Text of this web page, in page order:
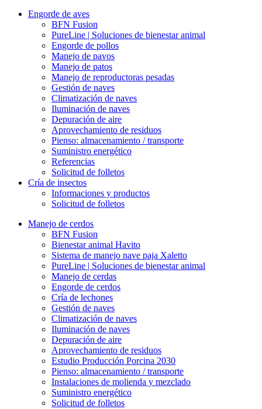
Engorde de aves
BFN Fusion
PureLine | Soluciones de bienestar animal
Engorde de pollos
Manejo de pavos
Manejo de patos
Manejo de reproductoras pesadas
Gestión de naves
Climatización de naves
Iluminación de naves
Depuración de aire
Aprovechamiento de residuos
Pienso: almacenamiento / transporte
Suministro energético
Referencias
Solicitud de folletos
Cría de insectos
Informaciones y productos
Solicitud de folletos
Manejo de cerdos
BFN Fusion
Bienestar animal Havito
Sistema de manejo nave paja Xaletto
PureLine | Soluciones de bienestar animal
Manejo de cerdas
Engorde de cerdos
Cría de lechones
Gestión de naves
Climatización de naves
Iluminación de naves
Depuración de aire
Aprovechamiento de residuos
Estudio Producción Porcina 2030
Pienso: almacenamiento / transporte
Instalaciones de molienda y mezclado
Suministro energético
Solicitud de folletos